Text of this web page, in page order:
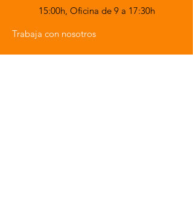
15:00h, Oficina de 9 a 17:30h
Trabaja con nosotros